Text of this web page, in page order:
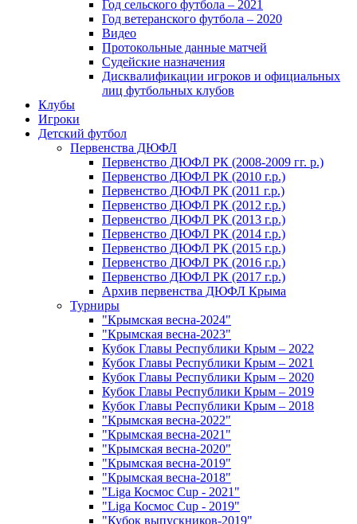
Год сельского футбола – 2021
Год ветеранского футбола – 2020
Видео
Протокольные данные матчей
Судейские назначения
Дисквалификации игроков и официальных
лиц футбольных клубов
Клубы
Игроки
Детский футбол
Первенства ДЮФЛ
Первенство ДЮФЛ РК (2008-2009 гг. р.)
Первенство ДЮФЛ РК (2010 г.р.)
Первенство ДЮФЛ РК (2011 г.р.)
Первенство ДЮФЛ РК (2012 г.р.)
Первенство ДЮФЛ РК (2013 г.р.)
Первенство ДЮФЛ РК (2014 г.р.)
Первенство ДЮФЛ РК (2015 г.р.)
Первенство ДЮФЛ РК (2016 г.р.)
Первенство ДЮФЛ РК (2017 г.р.)
Архив первенства ДЮФЛ Крыма
Турниры
"Крымская весна-2024"
"Крымская весна-2023"
Кубок Главы Республики Крым – 2022
Кубок Главы Республики Крым – 2021
Кубок Главы Республики Крым – 2020
Кубок Главы Республики Крым – 2019
Кубок Главы Республики Крым – 2018
"Крымская весна-2022"
"Крымская весна-2021"
"Крымская весна-2020"
"Крымская весна-2019"
"Крымская весна-2018"
"Liga Космос Cup - 2021"
"Liga Космос Cup - 2019"
"Кубок выпускников-2019"